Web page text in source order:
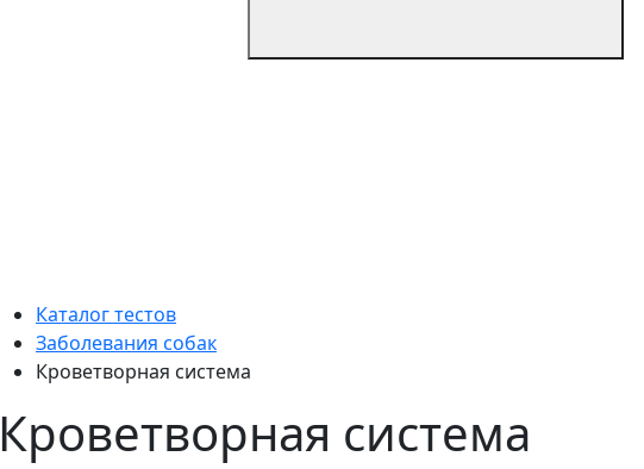
Каталог тестов
Заболевания собак
Кроветворная система
Кроветворная система